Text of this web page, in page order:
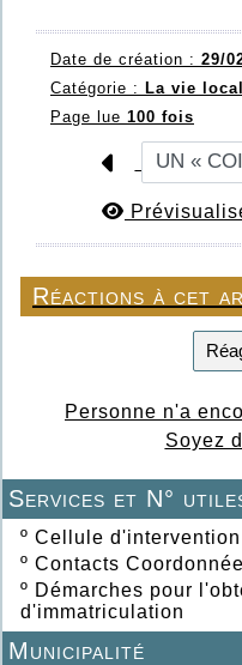
Services et N°
º Cellule
º Contacts
º Démarches pour
d'immatriculation
Municipalité
Date de création : 29/
Catégorie : La vie
Page lue 100 fois
Réactions à cet
Personne n'a
Soyez